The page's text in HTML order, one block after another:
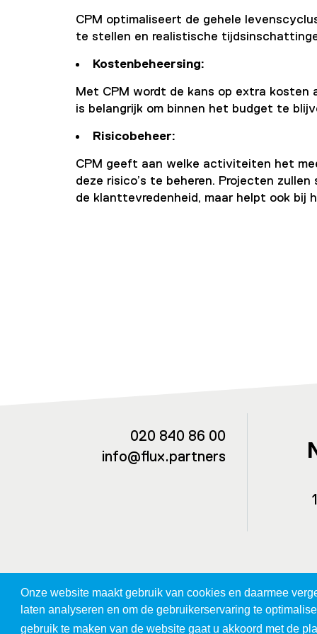
Onze website maakt gebruik van cookies en daarmee
laten analyseren en om de gebruikerservaring te
gebruik te maken van de website gaat u akkoord met de
CPM optimaliseert de gehele
te stellen en realistische
Kostenbeheersing:
Met CPM wordt de kans op extra kosten
is belangrijk om binnen het budget te
Risicobeheer:
CPM geeft aan welke activiteiten het
deze risico’s te beheren. Projecten
de klanttevredenheid, maar helpt ook bij
020 840 86 00
info@flux.partners
©2026 Flux Partners